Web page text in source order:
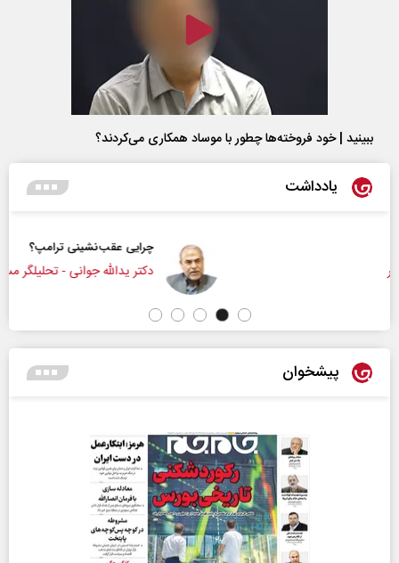
ببینید | خود فروخته‌ها چطور با موساد همکاری می‌کردند؟
یادداشت
چرایی عقب‌نشینی ترامپ؟
دکتر یدالله جوانی - تحلیلگر مسائل سیاسی
پیشخوان